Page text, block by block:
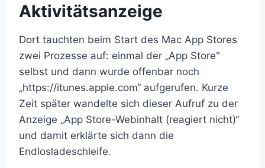
Aktivitätsanzeige
Dort tauchten beim Start des Mac App Stores
zwei Prozesse auf: einmal der „App Store“
selbst und dann wurde offenbar noch
„https://itunes.apple.com“ aufgerufen. Kurze
Zeit später wandelte sich dieser Aufruf zu der
Anzeige „App Store-Webinhalt (reagiert nicht)“
und damit erklärte sich dann die
Endlosladeschleife.